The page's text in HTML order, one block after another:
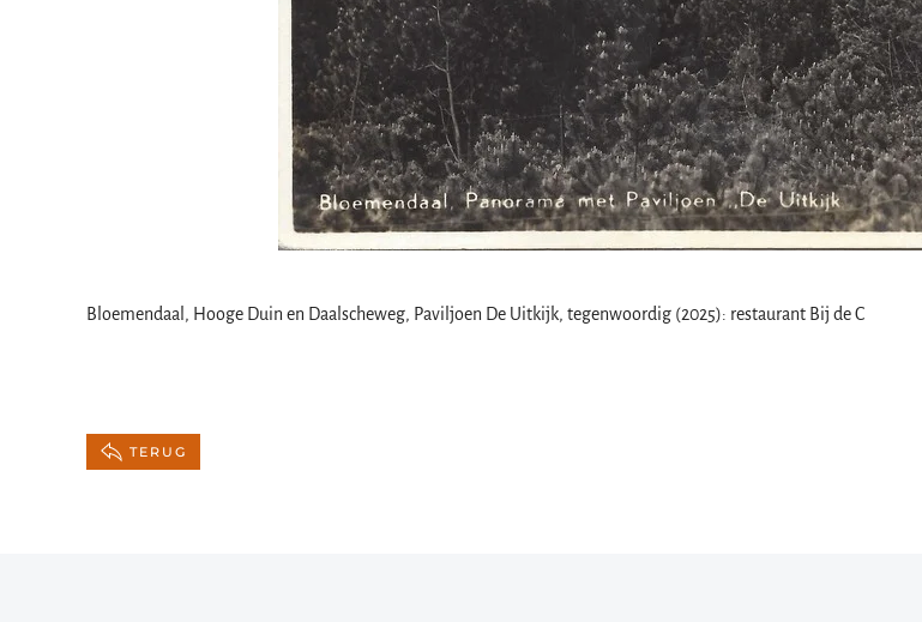
Bloemendaal, Hooge Duin en Daalscheweg, Paviljoen De Uitkijk, tegenwoordig (2025): restaurant Bij de C
TERUG